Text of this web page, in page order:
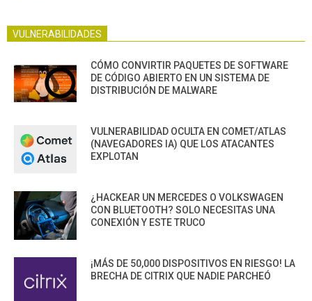
VULNERABILIDADES
CÓMO CONVIRTIR PAQUETES DE SOFTWARE
DE CÓDIGO ABIERTO EN UN SISTEMA DE
DISTRIBUCIÓN DE MALWARE
VULNERABILIDAD OCULTA EN COMET/ATLAS
(NAVEGADORES IA) QUE LOS ATACANTES
EXPLOTAN
¿HACKEAR UN MERCEDES O VOLKSWAGEN
CON BLUETOOTH? SOLO NECESITAS UNA
CONEXIÓN Y ESTE TRUCO
¡MÁS DE 50,000 DISPOSITIVOS EN RIESGO! LA
BRECHA DE CITRIX QUE NADIE PARCHEÓ